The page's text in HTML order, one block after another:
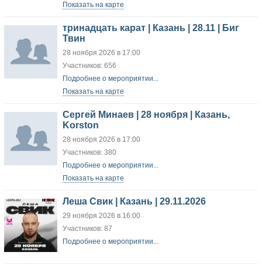
Показать на карте
тринадцать карат | Казань | 28.11 | Биг
Твин
28 ноября 2026 в 17:00
Участников: 656
Подробнее о мероприятии...
Показать на карте
Сергей Минаев | 28 ноября | Казань,
Korston
28 ноября 2026 в 17:00
Участников: 380
Подробнее о мероприятии...
Показать на карте
Леша Свик | Казань | 29.11.2026
29 ноября 2026 в 16:00
Участников: 87
Подробнее о мероприятии...